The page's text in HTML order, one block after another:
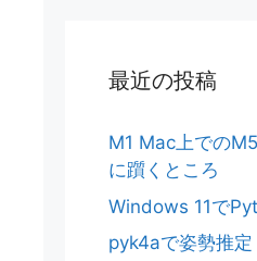
最近の投稿
M1 Mac上での
に躓くところ
Windows 11で
pyk4aで姿勢推定